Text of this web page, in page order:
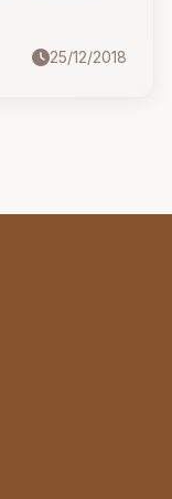
25/12/2018